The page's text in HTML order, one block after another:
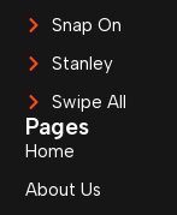
Snap On
Stanley
Swipe All
Pages
Home
About Us